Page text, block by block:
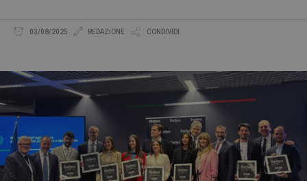
03/08/2025 REDAZIONE CONDIVIDI